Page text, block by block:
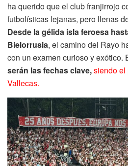
ha querido que el club franjirrojo
futbolísticas lejanas, pero llenas
Desde la gélida isla feroesa
Bielorrusia, el camino del Rayo
con un examen curioso y exótico.
serán las fechas clave,siendo el
Vallecas.